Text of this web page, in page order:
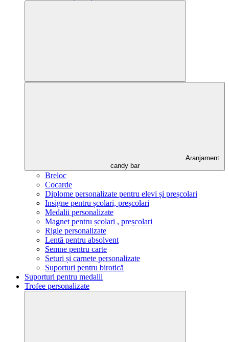
Aranjament
candy bar
Breloc
Cocarde
Diplome personalizate pentru elevi și preșcolari
Insigne pentru școlari, preșcolari
Medalii personalizate
Magnet pentru școlari , preșcolari
Rigle personalizate
Lentă pentru absolvent
Semne pentru carte
Seturi și carnete personalizate
Suporturi pentru birotică
Suporturi pentru medalii
Trofee personalizate